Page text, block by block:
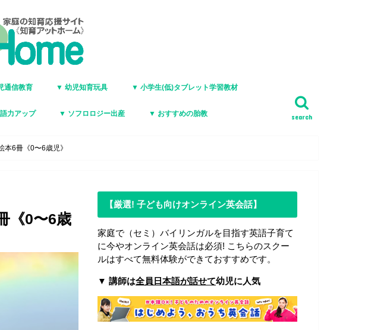
search
通信教育 ▼ 幼児知育玩具 ▼ 小学生(低)タブレット学習教材
力アップ ▼ ソフロロジー出産 ▼ おすすめの胎教
本6冊《0〜6歳児》
《0〜6歳
【厳選! 子ども向けオンライン英会話】
家庭で（セミ）バイリンガルを目指す英語子育て
に今やオンライン英会話は必須! こちらのスクー
ルはすべて無料体験ができておすすめです。
▼ 講師は全員日本語が話せて幼児に人気